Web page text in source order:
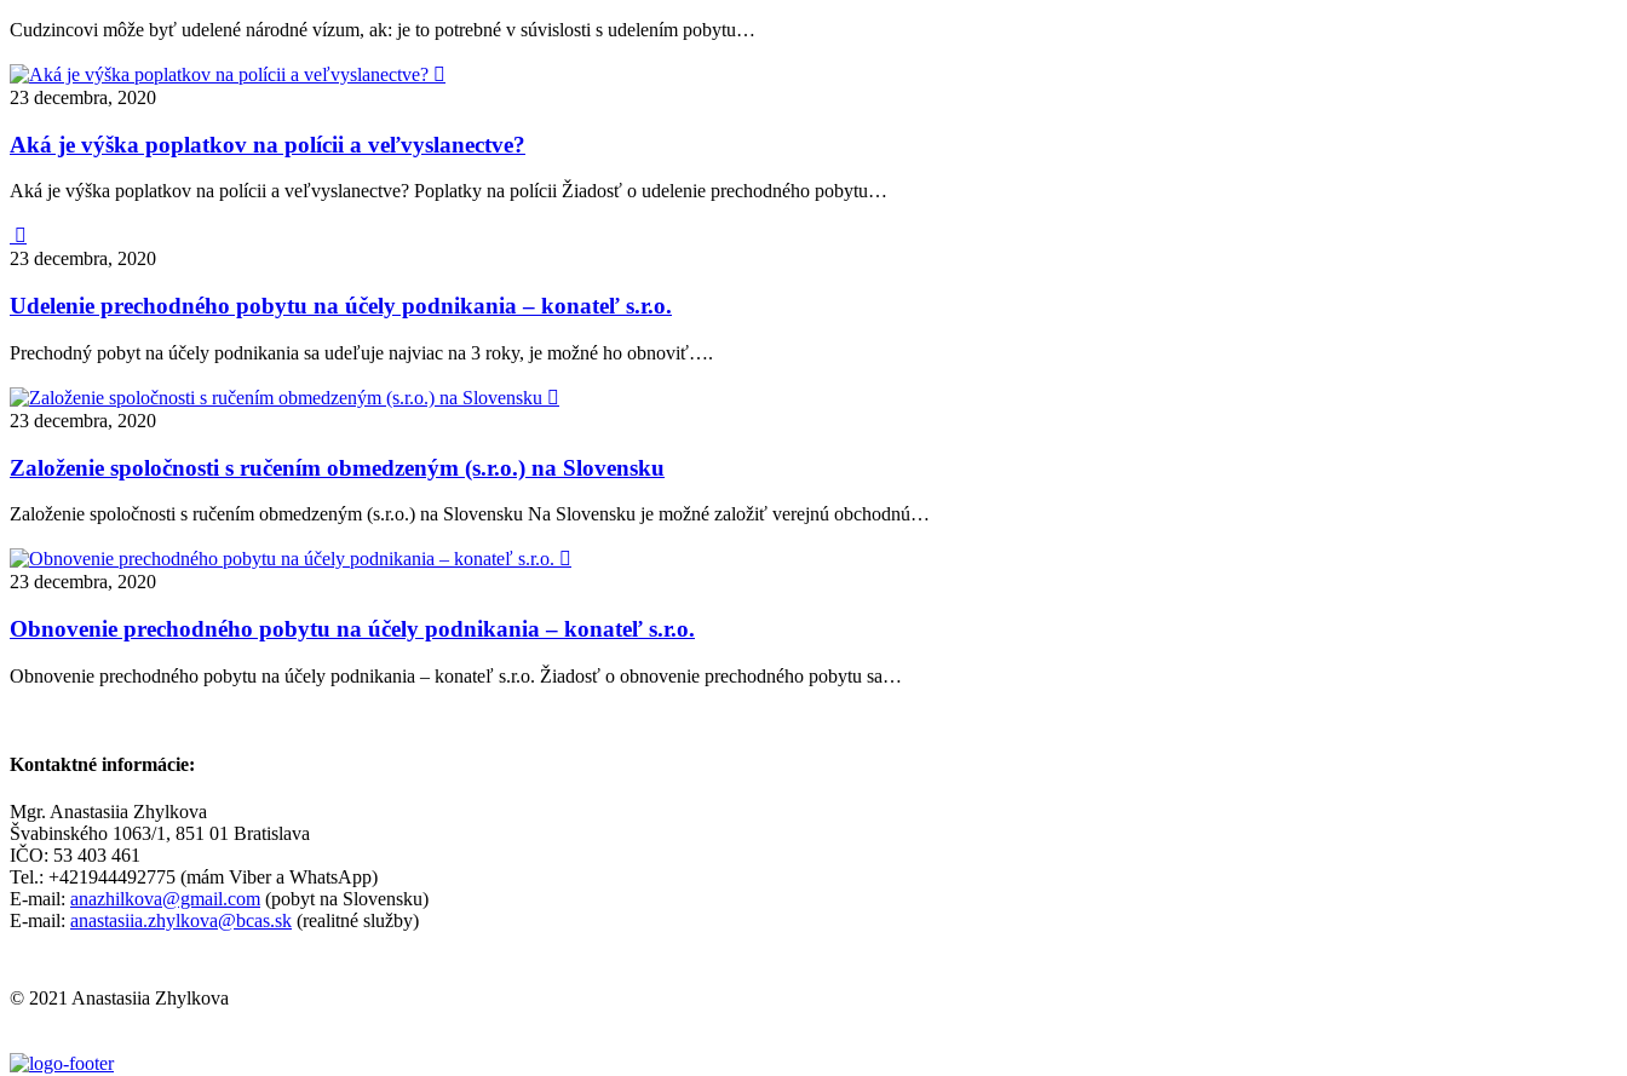
Cudzincovi môže byť udelené národné vízum, ak: je to potrebné v súvislosti s udelením pobytu…

23 decembra, 2020
Aká je výška poplatkov na polícii a veľvyslanectve?
Aká je výška poplatkov na polícii a veľvyslanectve? Poplatky na polícii Žiadosť o udelenie prechodného pobytu…

23 decembra, 2020
Udelenie prechodného pobytu na účely podnikania – konateľ s.r.o.
Prechodný pobyt na účely podnikania sa udeľuje najviac na 3 roky, je možné ho obnoviť….

23 decembra, 2020
Založenie spoločnosti s ručením obmedzeným (s.r.o.) na Slovensku
Založenie spoločnosti s ručením obmedzeným (s.r.o.) na Slovensku Na Slovensku je možné založiť verejnú obchodnú…

23 decembra, 2020
Obnovenie prechodného pobytu na účely podnikania – konateľ s.r.o.
Obnovenie prechodného pobytu na účely podnikania – konateľ s.r.o. Žiadosť o obnovenie prechodného pobytu sa…
Kontaktné informácie:
Mgr. Anastasiia Zhylkova
Švabinského 1063/1, 851 01 Bratislava
IČO: 53 403 461
Tel.: +421944492775 (mám Viber a WhatsApp)
E-mail: anazhilkova@gmail.com (pobyt na Slovensku)
E-mail: anastasiia.zhylkova@bcas.sk (realitné služby)
© 2021 Anastasiia Zhylkova